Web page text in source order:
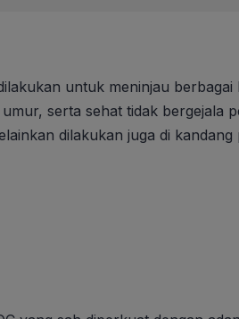
untuk meninjau
serta sehat tidak bergejala
dilakukan juga di